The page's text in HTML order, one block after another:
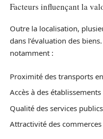
Facteurs influençant la
Outre la localisation,
dans l’évaluation des
notamment :
Proximité des transports
Accès à des
Qualité des services publics
Attractivité des